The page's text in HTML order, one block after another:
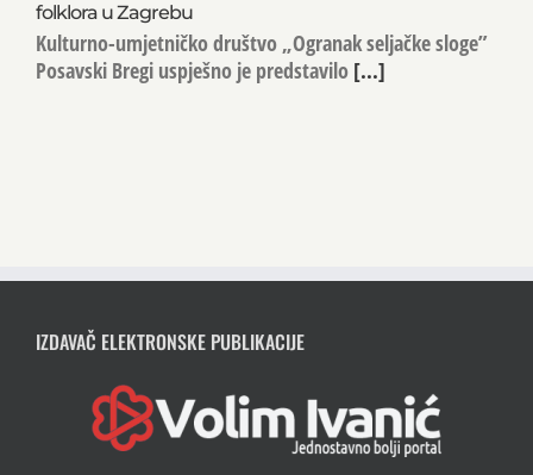
folklora u Zagrebu
Kulturno-umjetničko društvo „Ogranak seljačke sloge”
Posavski Bregi uspješno je predstavilo [...]
IZDAVAČ ELEKTRONSKE PUBLIKACIJE